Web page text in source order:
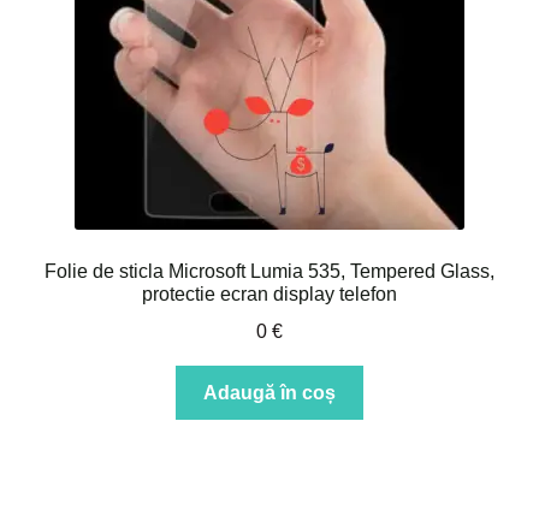
Folie de sticla Microsoft Lumia 535, Tempered Glass,
protectie ecran display telefon
0 €
Adaugă în coș